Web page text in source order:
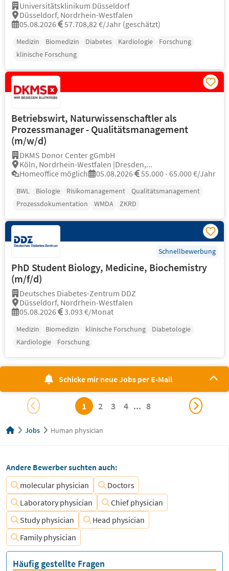
Universitätsklinikum Düsseldorf
Düsseldorf, Nordrhein-Westfalen
05.08.2026
57.708,82 €/Jahr (geschätzt)
Medizin Biomedizin Diabetes Kardiologie
Forschung
klinische Forschung
Betriebswirt, Naturwissenschaftler als
Prozessmanager - Qualitätsmanagement
(m/w/d)
DKMS Donor Center gGmbH
Köln, Nordrhein-Westfalen |Dresden,...
Homeoffice möglich
05.08.2026 55.000 - 65.000 €/Jahr
BWL Biologie Risikomanagement
Qualitätsmanagement
Prozessdokumentation
WMDA ZKRD
Schnellbewerbung
PhD Student Biology, Medicine, Biochemistry
(m/f/d)
Deutsches Diabetes-Zentrum DDZ
Düsseldorf, Nordrhein-Westfalen
05.08.2026
3.093 €/Monat
Medizin Biomedizin klinische Forschung
Diabetologie
Kardiologie
Forschung
Schicke mir neue Jobs per E-Mail
1 2 3 4 ... 8
Jobs Human physician
Andere Bewerber suchten auch:
molecular physician
Doctors
Laboratory physician
Chief physician
Study physician
Head physician
Family physician
Häufig gestellte Fragen